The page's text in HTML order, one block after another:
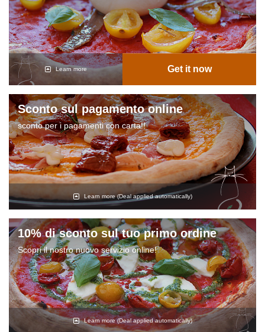
Learn more Get it now
Sconto sul pagamento online
sconto per i pagamenti con carta!!
Learn more(Deal applied automatically)
10% di sconto sul tuo primo ordine
Scopri il nostro nuovo servizio online!
Learn more(Deal applied automatically)